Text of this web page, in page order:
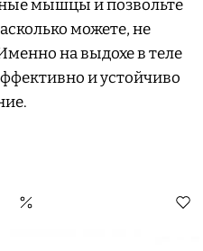
мышцы и позвольте
можете, не
на выдохе в теле
и устойчиво